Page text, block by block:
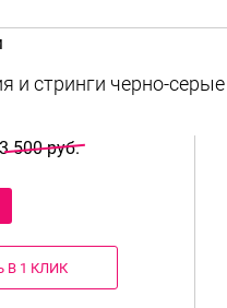
3 500 руб.
В 1 КЛИК